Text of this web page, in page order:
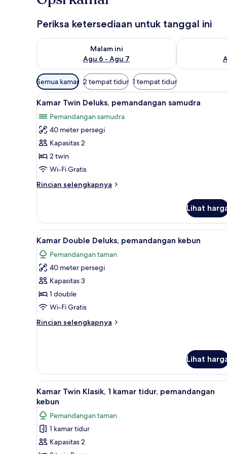
Periksa ketersediaan untuk tanggal ini
Malam ini
Agu 6 - Agu 7
Periksa ketersediaan untuk malam ini Agu 6 - Agu 7
Periksa
Filter
tersedia
untuk
Semua kamar 2 tempat tidur 1 tempat tidur
Lihat
semua
foto
untuk
Kamar
Twin
Deluks,
samudra
Kamar Twin Deluks,
8
Kamar Twin Deluks, pemandangan samudra
Pemandangan samudra
40 meter persegi
Kapasitas 2
2 twin
Wi-Fi Gratis
Rincian selengkapnya
Rincian
Kamar
Twin
Deluks,
pemandangan
samudra
Lihat
Lihat
semua
foto
untuk
Kamar
Double
Deluks,
kebun
Kamar Double Deluks,
11
Kamar Double Deluks, pemandangan kebun
Pemandangan taman
40 meter persegi
Kapasitas 3
1 double
Wi-Fi Gratis
Rincian selengkapnya
Rincian
Double
Deluks,
pemandangan
kebun
Lihat
Lihat
semua
foto
untuk
Kamar
Twin
Minibar, brankas, meja kerja,
6
Kamar Twin Klasik, 1 kamar tidur, pemandangan
kebun
Pemandangan taman
1 kamar tidur
Kapasitas 2